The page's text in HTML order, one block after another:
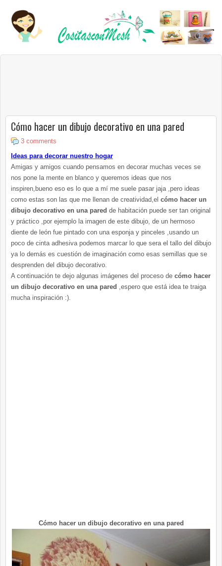
Cómo hacer un dibujo decorativo en una pared
3 comments
Ideas para decorar nuestro hogar
Amigas y amigos cuando pensamos en decorar muchas veces se
nos pone la mente en blanco y queremos ideas que nos
inspiren,bueno eso es lo que a mí me suele pasar jaja ,pero ideas
como estas son las que me llenan de creatividad,el cómo hacer un
dibujo decorativo en una pared de habitación puede ser tan original
y práctico ,por ejemplo la imagen de este dibujo, de un hermoso
diente de león fue pintado con una esponja y pinceles ,usando un
poco de cinta adhesiva podemos marcar lo que sera el tallo del dibujo
ya lo demás es cuestión de imaginación como esas semillas que se
desprenden del dibujo decorativo.
A continuación te dejo algunas imágenes del proceso de cómo hacer
un dibujo decorativo en una pared ,espero que está idea te traiga
mucha inspiración :).
Cómo hacer un dibujo decorativo en una pared